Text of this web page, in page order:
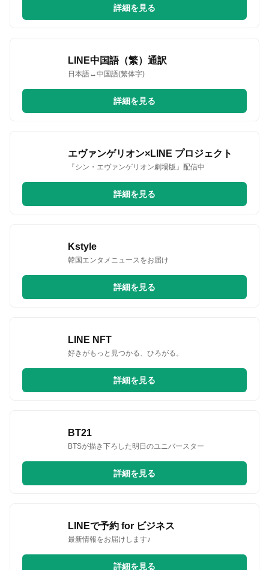
詳細を見る
LINE中国語（繁）通訳
日本語↔中国語(繁体字)
詳細を見る
エヴァンゲリオン×LINE プロジェクト
『シン・エヴァンゲリオン劇場版』配信中
詳細を見る
Kstyle
韓国エンタメニュースをお届け
詳細を見る
LINE NFT
好きがもっと見つかる、ひろがる。
詳細を見る
BT21
BTSが描き下ろした明日のユニバースター
詳細を見る
LINEで予約 for ビジネス
最新情報をお届けします♪
詳細を見る